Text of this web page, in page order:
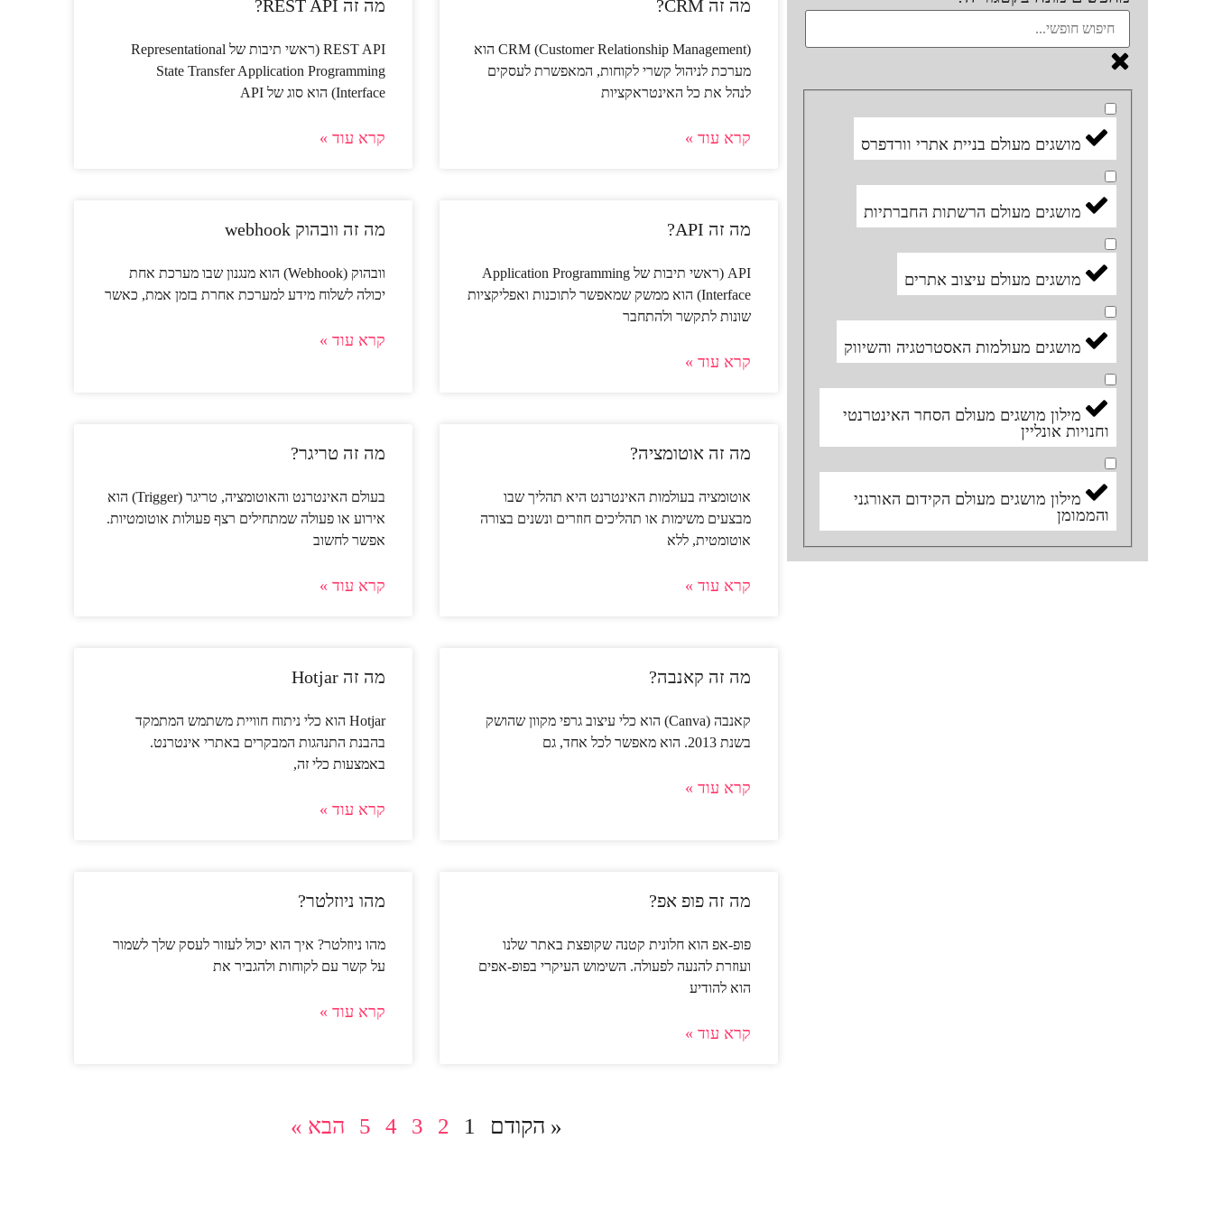
מושגים מעולם בניית אתרי וורדפרס
מושגים מעולם הרשתות החברתיות
מושגים מעולם עיצוב אתרים
מושגים מעולמות האסטרטגיה והשיווק
מילון מושגים מעולם הסחר האינטרנטי
וחנויות אונליין
מילון מושגים מעולם הקידום האורגני
והממומן
מה זה CRM?
CRM (Customer Relationship Management) הוא
מערכת לניהול קשרי לקוחות, המאפשרת לעסקים
לנהל את כל האינטראקציות
קרא עוד »
מה זה REST API?
REST API (ראשי תיבות של Representational
State Transfer Application Programming
Interface) הוא סוג של API
קרא עוד »
מה זה API?
API (ראשי תיבות של Application Programming
Interface) הוא ממשק שמאפשר לתוכנות ואפליקציות
שונות לתקשר ולהתחבר
קרא עוד »
מה זה וובהוק webhook
וובהוק (Webhook) הוא מנגנון שבו מערכת אחת
יכולה לשלוח מידע למערכת אחרת בזמן אמת, כאשר
קרא עוד »
מה זה אוטומציה?
אוטומציה בעולמות האינטרנט היא תהליך שבו
מבצעים משימות או תהליכים חוזרים ונשנים בצורה
אוטומטית, ללא
קרא עוד »
מה זה טריגר?
בעולם האינטרנט והאוטומציה, טריגר (Trigger) הוא
אירוע או פעולה שמתחילים רצף פעולות אוטומטיות.
אפשר לחשוב
קרא עוד »
מה זה קאנבה?
קאנבה (Canva)
הוא כלי עיצוב גרפי מקוון שהושק
בשנת 2013. הוא מאפשר לכל אחד, גם
קרא עוד »
מה זה Hotjar
Hotjar הוא כלי ניתוח חוויית משתמש המתמקד
בהבנת התנהגות המבקרים באתרי אינטרנט.
באמצעות כלי זה,
קרא עוד »
מה זה פופ אפ?
פופ-אפ הוא חלונית קטנה שקופצת באתר שלנו
ועוזרת להנעה לפעולה. השימוש העיקרי בפופ-אפים
הוא להודיע
קרא עוד »
מהו ניוזלטר?
מהו ניוזלטר? איך הוא יכול לעזור לעסק שלך לשמור
על קשר עם לקוחות ולהגביר את
קרא עוד »
« הקודם 1
2
3
4
5 הבא »